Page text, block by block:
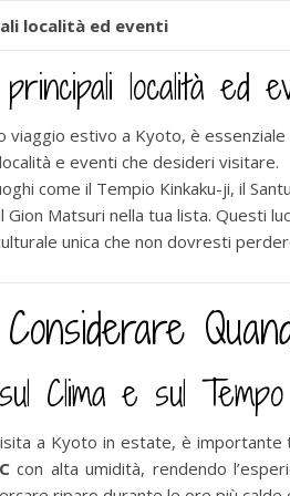
località ed eventi
località ed
viaggio estivo a Kyoto, è essenziale
e eventi che desideri visitare.
come il Tempio Kinkaku-ji, il
Gion Matsuri nella tua lista. Questi
unica che non dovresti
Clima e sul Tempo
a Kyoto in estate, è
con alta umidità, rendendo